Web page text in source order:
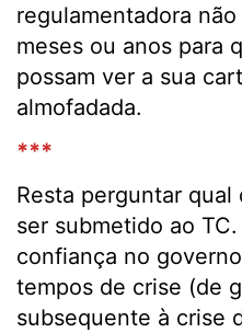
regulamentadora
meses ou anos para
possam ver a sua
almofadada.
***
Resta perguntar
ser submetido ao
confiança no
tempos de crise (de
subsequente à crise